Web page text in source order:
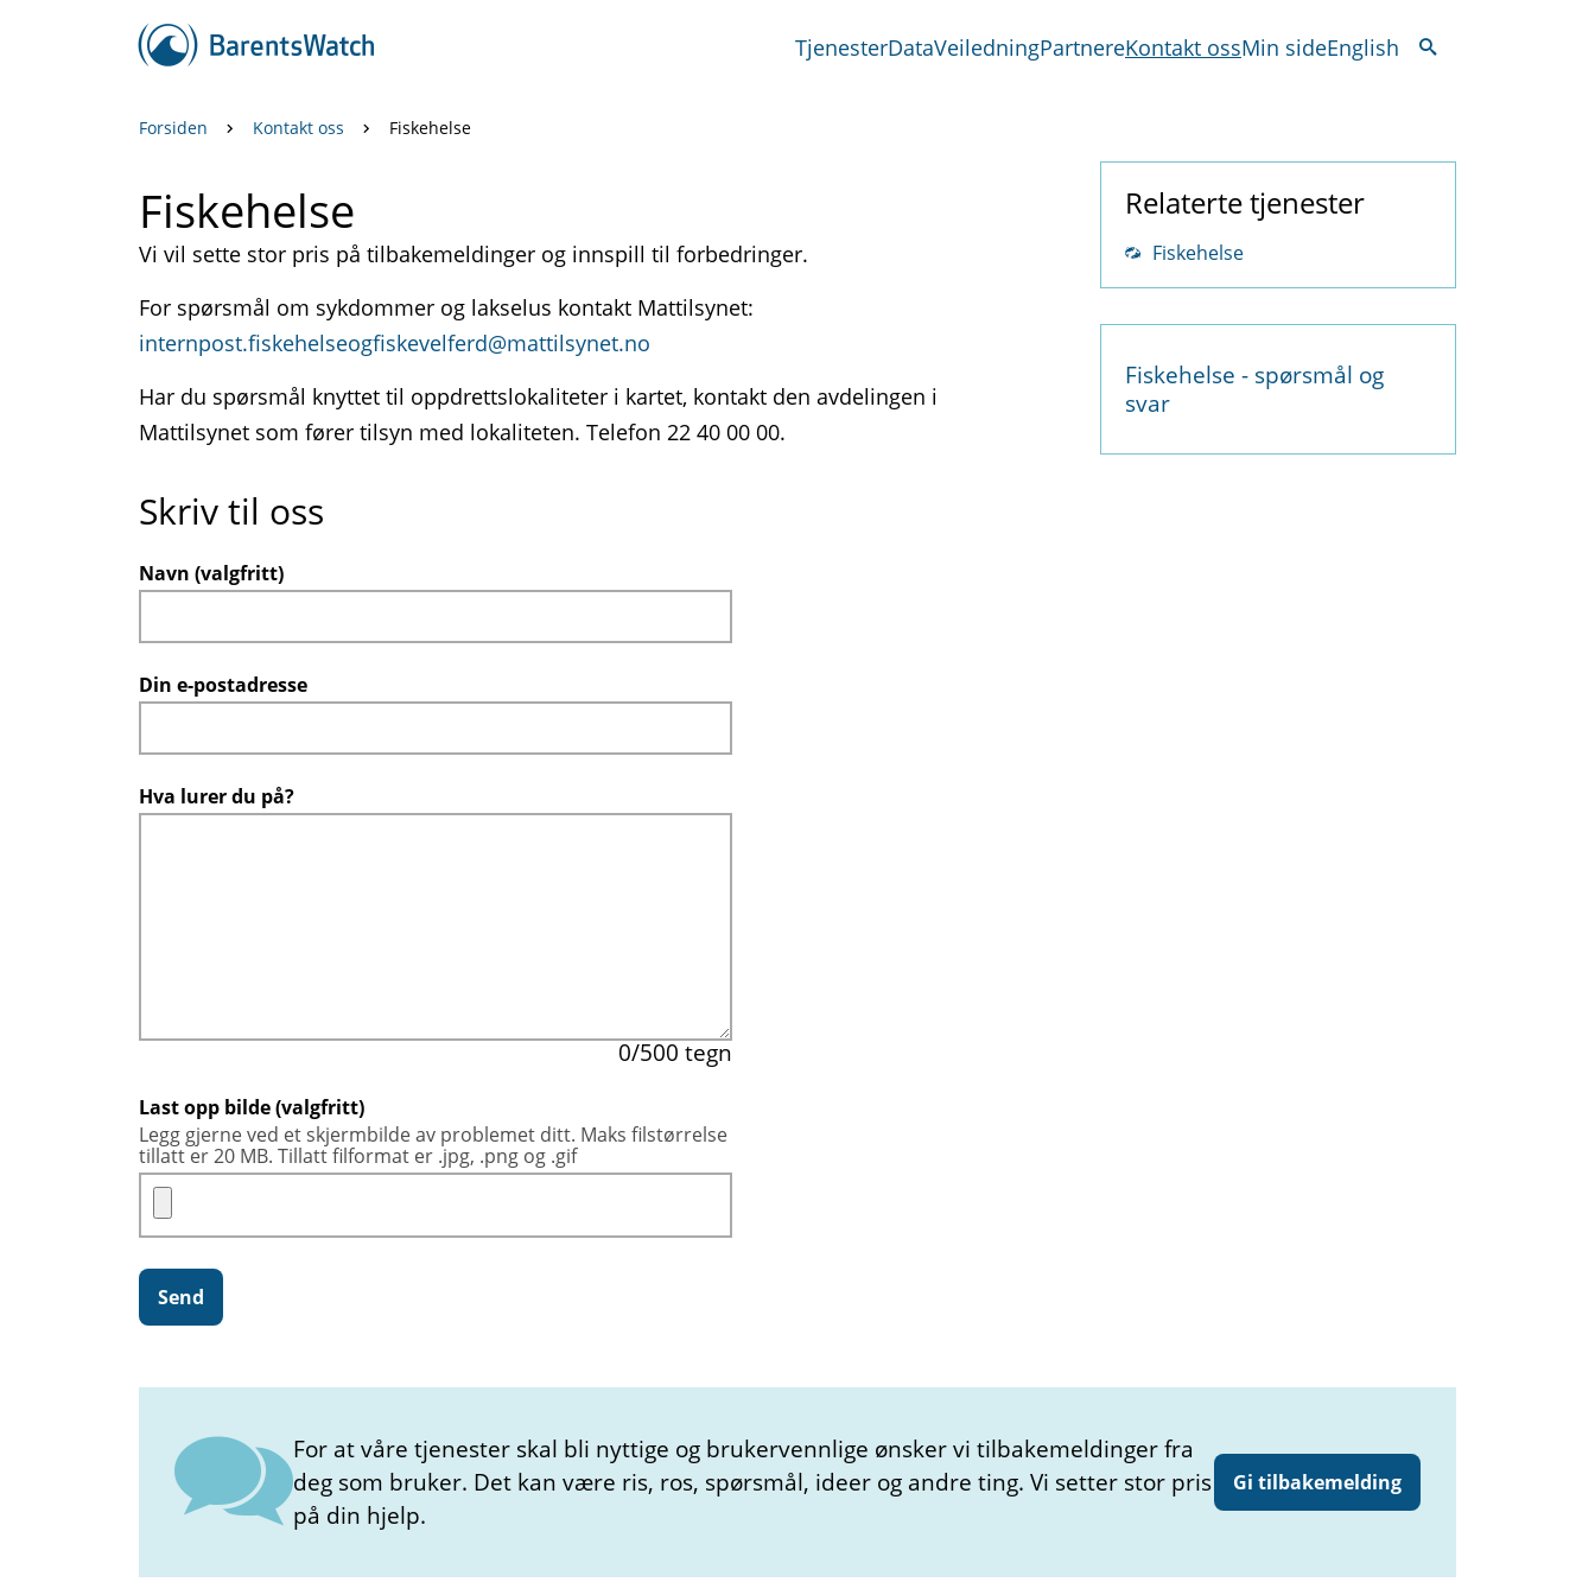
TjenesterDataVeiledningPartnereKontakt ossMin sideEnglish
Forsiden Kontakt oss Fiskehelse
Fiskehelse
Vi vil sette stor pris på tilbakemeldinger og innspill til forbedringer.
For spørsmål om sykdommer og lakselus kontakt Mattilsynet:
internpost.fiskehelseogfiskevelferd@mattilsynet.no
Har du spørsmål knyttet til oppdrettslokaliteter i kartet, kontakt den avdelingen i
Mattilsynet som fører tilsyn med lokaliteten. Telefon 22 40 00 00.
Skriv til oss
Navn (valgfritt)
Din e-postadresse
Hva lurer du på?
0/500 tegn
Last opp bilde (valgfritt)
Legg gjerne ved et skjermbilde av problemet ditt. Maks filstørrelse
tillatt er 20 MB. Tillatt filformat er .jpg, .png og .gif
Send
Relaterte tjenester
Fiskehelse
Fiskehelse - spørsmål og
svar
For at våre tjenester skal bli nyttige og brukervennlige ønsker vi tilbakemeldinger fra
deg som bruker. Det kan være ris, ros, spørsmål, ideer og andre ting. Vi setter stor pris
på din hjelp.
Gi tilbakemelding